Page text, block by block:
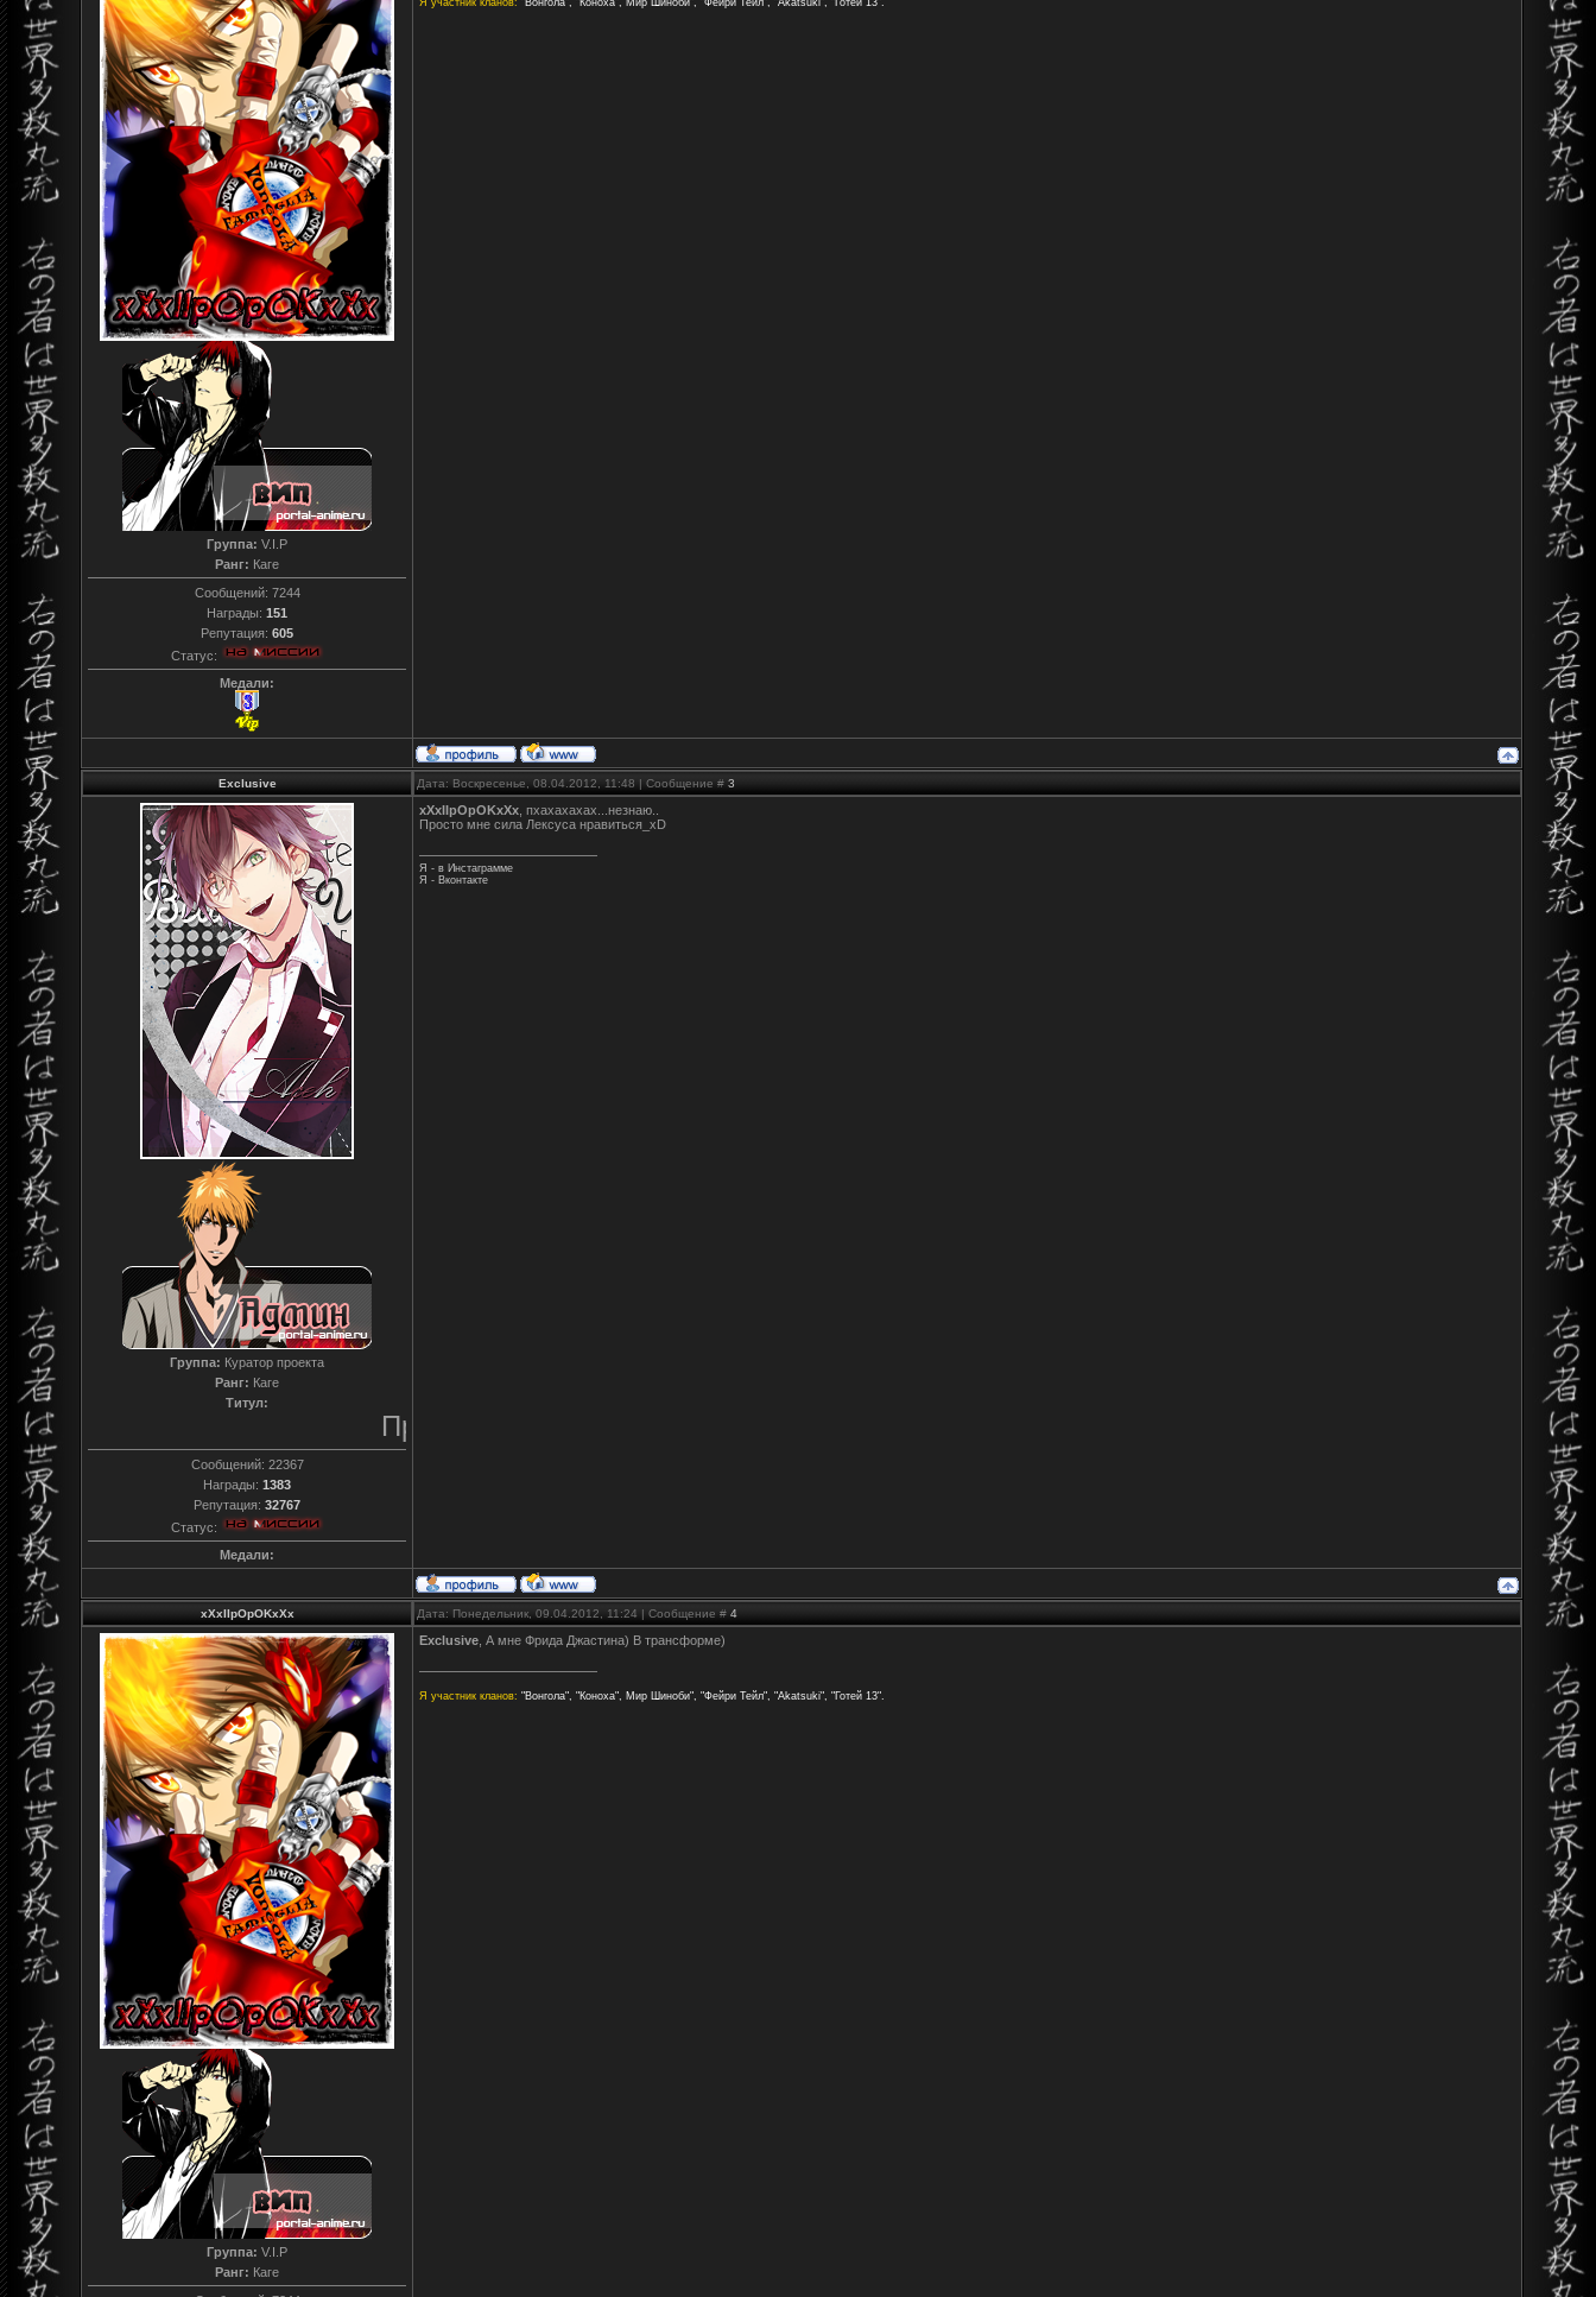
Группа: V.I.P
Ранг: Каге
Сообщений: 7244
Награды: 151
Репутация: 605
Статус:
Медали:
Я участник кланов: "Вонгола", "Коноха", Мир Шиноби", "Фейри Тейл", "Akatsuki", "Готей 13".
Exclusive Дата: Воскресенье, 08.04.2012, 11:48 | Сообщение # 3
Группа: Куратор проекта
Ранг: Каге
Титул:
Преданный
Сообщений: 22367
Награды: 1383
Репутация: 32767
Статус:
Медали:
xXxIIpOpOKxXx , пхахахахах...незнаю..
Просто мне сила Лексуса нравиться_xD
Я - в Инстаграмме
Я - Вконтакте
xXxIIpOpOKxXx Дата: Понедельник, 09.04.2012, 11:24 | Сообщение # 4
Группа: V.I.P
Ранг: Каге
Exclusive , А мне Фрида Джастина) В трансформе)
Я участник кланов: "Вонгола", "Коноха", Мир Шиноби", "Фейри Тейл", "Akatsuki", "Готей 13".